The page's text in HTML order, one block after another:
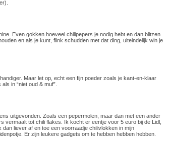
Even gokken hoeveel chilipepers je nodig hebt en dan blitzen
en als je kunt, flink schudden met dat ding, uiteindelijk win je
Maar let op, echt een fijn poeder zoals je kant-en-klaar
in “niet oud & muf”.
uitgevonden. Zoals een pepermolen, maar dan met een ander
vermaalt tot chili flakes. Ik kocht er eentje voor 5 euro bij de Lidl,
liever af en toe een voorraadje chilivlokken in mijn
Er zijn leukere gadgets om te hebben hebben hebben.